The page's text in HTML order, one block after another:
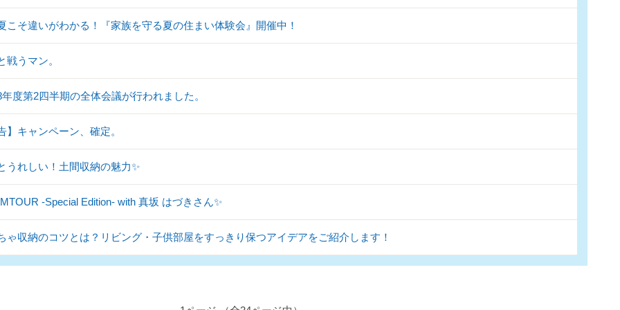
こそ違いがわかる！『家族を守る夏の住まい体験会』開催中！
戦うマン。
度第2四半期の全体会議が行われました。
】キャンペーン、確定。
うれしい！土間収納の魅力✨
-Special Edition- with 真坂 はづきさん✨
ゃ収納のコツとは？リビング・子供部屋をすっきり保つアイデアをご紹介します！